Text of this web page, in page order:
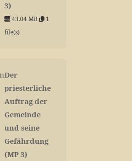
3)
43.04 MB
1
file(s)
Der
priesterliche
Auftrag der
Gemeinde
und seine
Gefährdung
(MP 3)